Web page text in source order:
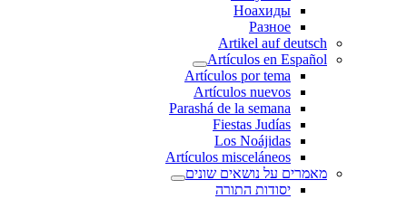
Ноахиды
Разное
Artikel auf deutsch
Artículos en Español
Artículos por tema
Artículos nuevos
Parashá de la semana
Fiestas Judías
Los Noájidas
Artículos misceláneos
מאמרים על נושאים שונים
יסודות התורה